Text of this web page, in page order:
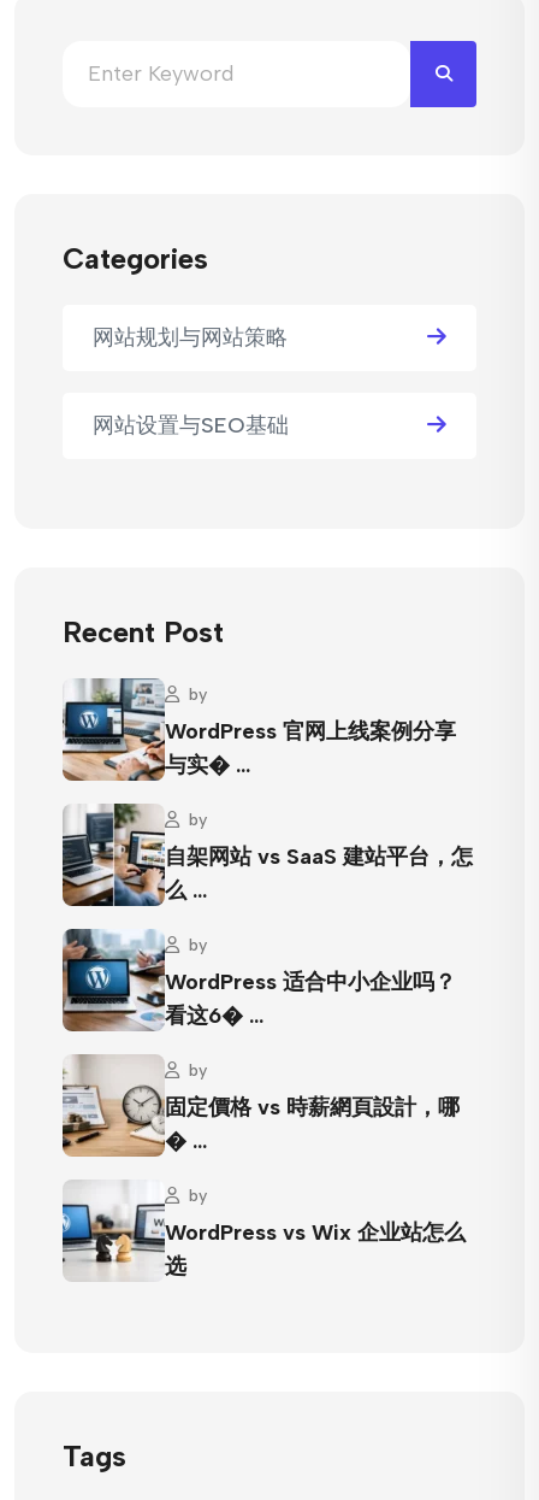
Categories
网站规划与网站策略
网站设置与SEO基础
Recent Post
by
WordPress 官网上线案例分享
与实� …
by
自架网站 vs SaaS 建站平台，怎
么 …
by
WordPress 适合中小企业吗？
看这6� …
by
固定價格 vs 時薪網頁設計，哪
� …
by
WordPress vs Wix 企业站怎么
选
Tags